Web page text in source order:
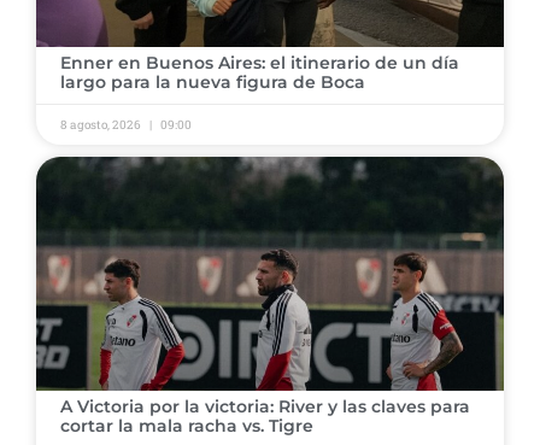
​Enner en Buenos Aires: el itinerario de un día
largo para la nueva figura de Boca
8 agosto, 2026 09:00
​A Victoria por la victoria: River y las claves para
cortar la mala racha vs. Tigre